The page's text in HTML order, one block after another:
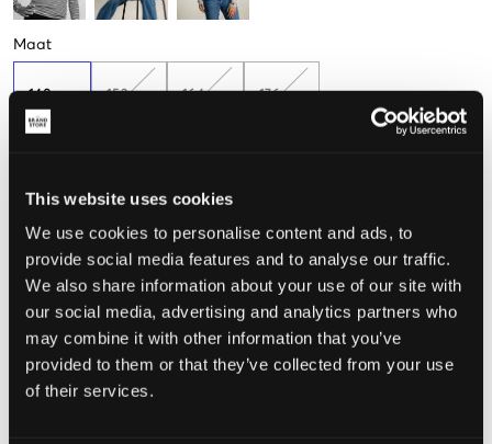
This website uses cookies
We use cookies to personalise content and ads, to
provide social media features and to analyse our traffic.
We also share information about your use of our site with
our social media, advertising and analytics partners who
may combine it with other information that you’ve
provided to them or that they’ve collected from your use
of their services.
Maat
140 cm
Weinig
152 cm 164 cm 176 cm
De maat lijkt
Te klein Perfect Te groot
MAATTABEL
KIES EEN MAAT